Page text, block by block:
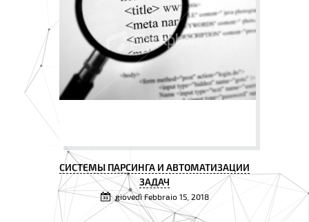
СИСТЕМЫ ПАРСИНГА И АВТОМАТИЗАЦИИ
ЗАДАЧ
giovedì Febbraio 15, 2018